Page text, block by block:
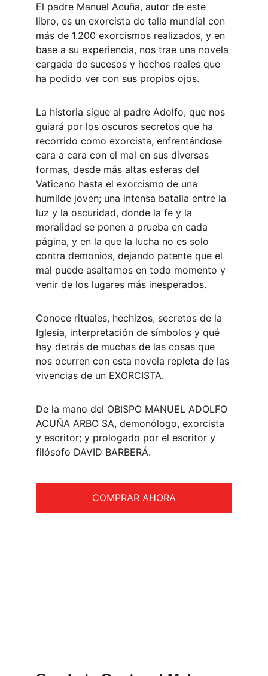
El padre Manuel Acuña, autor de este
libro, es un exorcista de talla mundial con
más de 1.200 exorcismos realizados, y en
base a su experiencia, nos trae una novela
cargada de sucesos y hechos reales que
ha podido ver con sus propios ojos.
La historia sigue al padre Adolfo, que nos
guiará por los oscuros secretos que ha
recorrido como exorcista, enfrentándose
cara a cara con el mal en sus diversas
formas, desde más altas esferas del
Vaticano hasta el exorcismo de una
humilde joven; una intensa batalla entre la
luz y la oscuridad, donde la fe y la
moralidad se ponen a prueba en cada
página, y en la que la lucha no es solo
contra demonios, dejando patente que el
mal puede asaltarnos en todo momento y
venir de los lugares más inesperados.
Conoce rituales, hechizos, secretos de la
Iglesia, interpretación de símbolos y qué
hay detrás de muchas de las cosas que
nos ocurren con esta novela repleta de las
vivencias de un EXORCISTA.
De la mano del OBISPO MANUEL ADOLFO
ACUÑA ARBO SA, demonólogo, exorcista
y escritor; y prologado por el escritor y
filósofo DAVID BARBERÁ.
COMPRAR AHORA